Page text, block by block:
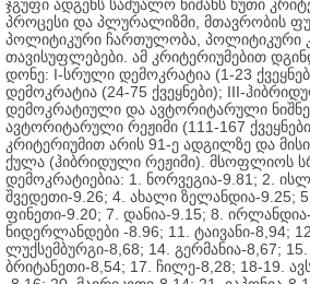
ჯგუფი ადგენს საშუალო ნიშანს ხუთი
პროცესი და პლურალიზმი, მთავრობის
პოლიტიკური ჩართულობა, პოლიტიკური
თავისუფლებები. ამ კრიტერიუმებით
დონე: I-სრული დემოკრატია (1-23
დემოკრატია (24-75 ქვეყნები); III-
დემოკრატიული და ავტორიტარული
ავტორიტარული რეჟიმი (111-167
კრიტერიუმით არის 91-ე ადგილზე და
ქულა (ჰიბრიდული რეჟიმი). მსოფლიოს
დემოკრატიებია: 1. ნორვეგია-9.81; 2.
შვედეთი-9.26; 4. ახალი ზელანდია-9.25;
ფინეთი-9.20; 7. დანია-9.15; 8.
ნიდერლანდები -8.96; 11. ტაივანი-8,94;
ლუქსემბურგი-8,68; 14. გერმანია-8,67;
ბრიტანეთი-8,54; 17. ჩილე-8,28; 18-19.